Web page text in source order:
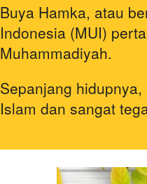
Buya Hamka, atau
Indonesia (MUI)
Muhammadiyah.
Sepanjang
Islam dan sangat